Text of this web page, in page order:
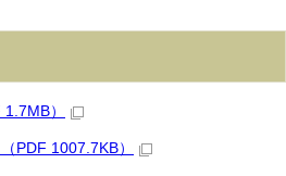
）
PDF 1007.7KB）